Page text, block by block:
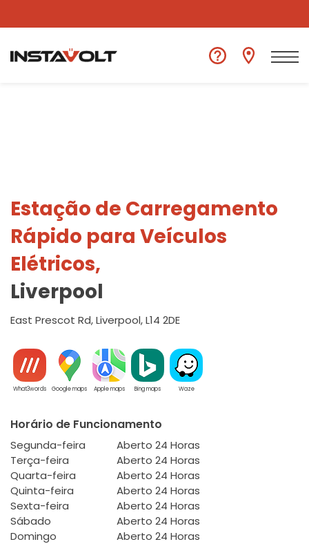
Ver outra localização
Estação de Carregamento
Rápido para Veículos
Elétricos,
Liverpool
East Prescot Rd, Liverpool, L14 2DE
What3words Google maps Apple maps Bing maps Waze
Horário de Funcionamento
Segunda-feira
Aberto 24 Horas
Terça-feira
Aberto 24 Horas
Quarta-feira
Aberto 24 Horas
Quinta-feira
Aberto 24 Horas
Sexta-feira
Aberto 24 Horas
Sábado
Aberto 24 Horas
Domingo
Aberto 24 Horas